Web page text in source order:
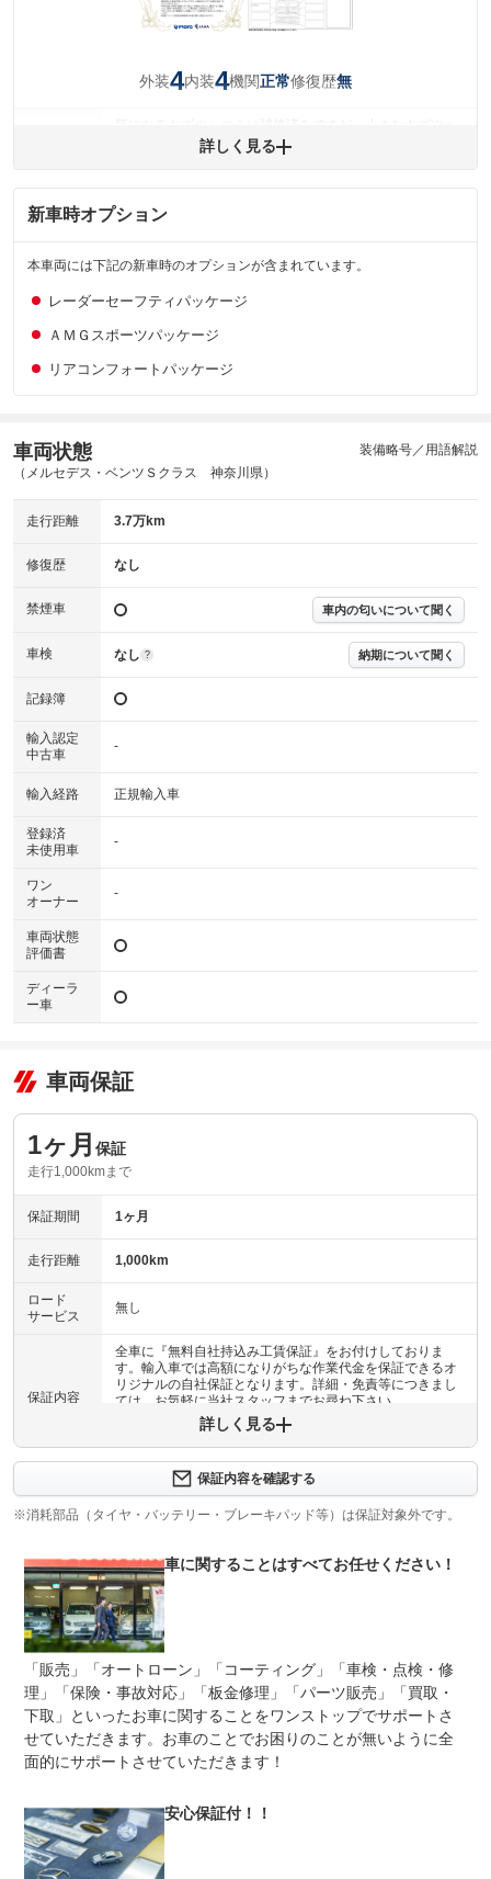
外装4内装4機関正常修復歴無
コミが残っています。
内装
(内装状態)
気になる汚れ等が、部分的にあります。
機関 主要機関に不具合はありません。
修復歴 詳細は鑑定書をご確認ください。
※グー鑑定は保証サービスではございません。購入時は必ず現車をご確認
下さい。
す。車両情報等の詳細は各販売店へお問い合わせ下さい。
詳しく見る
新車時オプション
本車両には下記の新車時のオプションが含まれています。
レーダーセーフティパッケージ
ＡＭＧスポーツパッケージ
リアコンフォートパッケージ
車両状態
（メルセデス・ベンツＳクラス 神奈川県）
装備略号／用語解説
走行距離 3.7万km
修復歴 なし
禁煙車 車内の匂いについて聞く
車検 なし ? 納期について聞く
記録簿
輸入認定
中古車
-
輸入経路 正規輸入車
登録済
未使用車
-
ワン
オーナー
-
車両状態
評価書
ディーラ
ー車
車両保証
1ヶ月 保証
走行1,000kmまで
保証期間 1ヶ月
走行距離 1,000km
ロード
サービス
無し
保証内容
全車に『無料自社持込み工賃保証』をお付けしておりま
す。輸入車では高額になりがちな作業代金を保証できるオ
リジナルの自社保証となります。詳細・免責等につきまし
ては、お気軽に当社スタッフまでお尋ね下さい。
保証項目
計400項目
エンジン・動力伝達・ステアリング・前後アクスル・電子
制御部品・ブレーキ機構などを含む多数の項目に対応して
修理回数 無制限
上限金額
車両本体価格
車両本体価格までが修理上限金額となっております。保証
期間が切れた後でも専門店としてのノウハウでお安く修理
をすることが出来ますので、お気軽にご相談ください。な
るべく修理代をかけさせません！
免責金
無し
免責金額は無しとなっております。
ターにかかわることはすべて当社にお任せください！
法定整備 整備無 車両状態については販売店にご確認ください
詳しく見る
保証内容を確認する
※消耗部品（タイヤ・バッテリー・ブレーキパッド等）は保証対象外です。
車に関することはすべてお任せください！
「販売」「オートローン」「コーティング」「車検・点検・修
理」「保険・事故対応」「板金修理」「パーツ販売」「買取・
下取」といったお車に関することをワンストップでサポートさ
せていただきます。お車のことでお困りのことが無いように全
面的にサポートさせていただきます！
安心保証付！！